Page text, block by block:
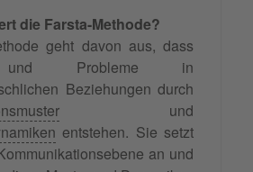
die Farsta-Methode?
geht davon aus, dass
und Probleme in
Beziehungen durch
und
entstehen. Sie setzt
an und